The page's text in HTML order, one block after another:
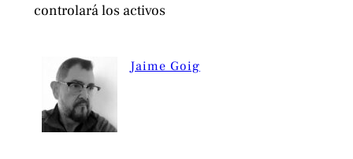
controlará los activos
Jaime Goig